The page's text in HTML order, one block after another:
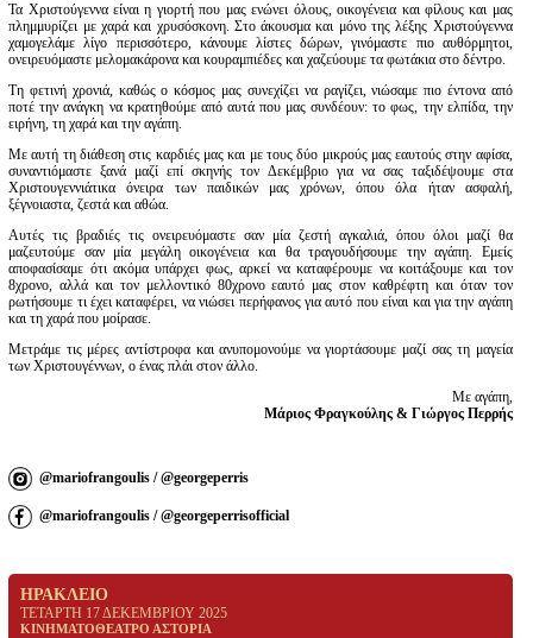
Τα Χριστούγεννα είναι η γιορτή που μας ενώνει όλους, οικογένεια και φίλους και μας
πλημμυρίζει με χαρά και χρυσόσκονη. Στο άκουσμα και μόνο της λέξης Χριστούγεννα
χαμογελάμε λίγο περισσότερο, κάνουμε λίστες δώρων, γινόμαστε πιο αυθόρμητοι,
ονειρευόμαστε μελομακάρονα και κουραμπιέδες και χαζεύουμε τα φωτάκια στο δέντρο.
Τη φετινή χρονιά, καθώς ο κόσμος μας συνεχίζει να ραγίζει, νιώσαμε πιο έντονα από
ποτέ την ανάγκη να κρατηθούμε από αυτά που μας συνδέουν: το φως, την ελπίδα, την
ειρήνη, τη χαρά και την αγάπη.
Με αυτή τη διάθεση στις καρδιές μας και με τους δύο μικρούς μας εαυτούς στην αφίσα,
συναντιόμαστε ξανά μαζί επί σκηνής τον Δεκέμβριο για να σας ταξιδέψουμε στα
Χριστουγεννιάτικα όνειρα των παιδικών μας χρόνων, όπου όλα ήταν ασφαλή,
ξέγνοιαστα, ζεστά και αθώα.
Αυτές τις βραδιές τις ονειρευόμαστε σαν μία ζεστή αγκαλιά, όπου όλοι μαζί θα
μαζευτούμε σαν μία μεγάλη οικογένεια και θα τραγουδήσουμε την αγάπη. Εμείς
αποφασίσαμε ότι ακόμα υπάρχει φως, αρκεί να καταφέρουμε να κοιτάξουμε και τον
8χρονο, αλλά και τον μελλοντικό 80χρονο εαυτό μας στον καθρέφτη και όταν τον
ρωτήσουμε τι έχει καταφέρει, να νιώσει περήφανος για αυτό που είναι και για την αγάπη
και τη χαρά που μοίρασε.
Μετράμε τις μέρες αντίστροφα και ανυπομονούμε να γιορτάσουμε μαζί σας τη μαγεία
των Χριστουγέννων, ο ένας πλάι στον άλλο.
Με αγάπη,
Μάριος Φραγκούλης & Γιώργος Περρής
@mariofrangoulis /@georgeperris
@mariofrangoulis /@georgeperrisofficial
ΗΡΑΚΛΕΙΟ
ΤΕΤΑΡΤΗ 17 ΔΕΚΕΜΒΡΙΟΥ 2025
ΚΙΝΗΜΑΤΟΘΕΑΤΡΟ ΑΣΤΟΡΙΑ